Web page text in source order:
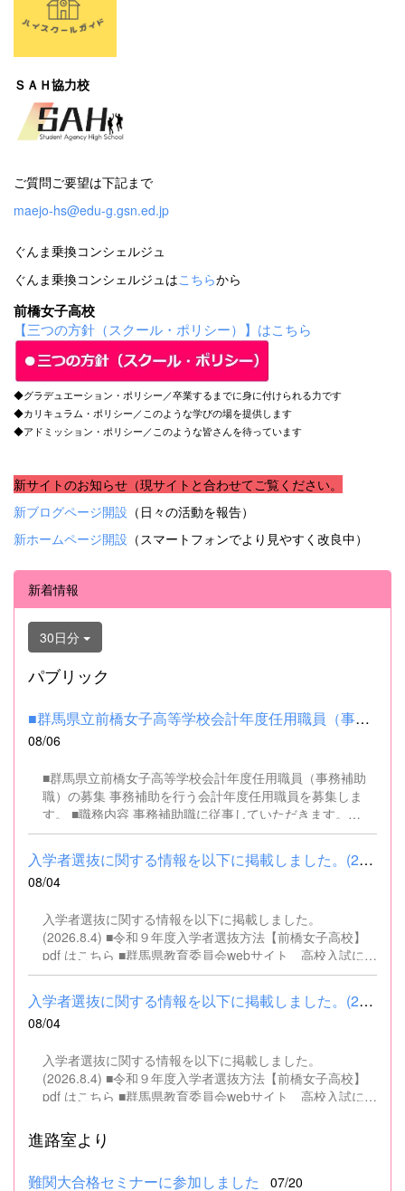
ＳＡＨ協力校
ご質問ご要望は下記まで
maejo-hs@edu-g.gsn.ed.jp
ぐんま乗換コンシェルジュ
ぐんま乗換コンシェルジュはこちらから
前橋女子高校
【三つの方針（スクール・ポリシー）】はこちら
◆グラデュエーション・ポリシー／卒業するまでに身に付けられる力です
◆カリキュラム・ポリシー／このような学びの場を提供します
◆アドミッション・ポリシー／このような皆さんを待っています
新サイトのお知らせ（現サイトと合わせてご覧ください。
新ブログページ開設 （日々の活動を報告）
新ホームページ開設 （スマートフォンでより見やすく改良中）
新着情報
30日分
パブリック
■群馬県立前橋女子高等学校会計年度任用職員（事務補助職）の募集...
08/06
■群馬県立前橋女子高等学校会計年度任用職員（事務補助
職）の募集 事務補助を行う会計年度任用職員を募集しま
す。 ■職務内容 事務補助職に従事していただきます。
SSH（スーパーサイエンスハイスクール）事業にかかるパ
ソコンでの文書・資料作成、データ入力・整理事務、電話
対応、書類の整理、その他事務補助業務全般 ■募集人数 １
名 ■募集対象 以下の条件を満たしている方 基本的なパソコ
する方は、応募できませんので御了承ください。 （1）地
方公務員法第16条に該当する者（以下のいずれかに該当す
る人） ・禁錮以上の刑に処せられ、その執行を終わるまで
又は執行を受けることがなくなるまでの者 ・群馬県職員と
して懲戒免職の処分を受け、当該処分の日から2年を経過
しない者 ・人事委員会又は公平委員会の委員の職にあっ
て、地方公務員法第60条から第63条までに規定する罪を犯
政府を暴力で破壊することを主張する政党その他の団体を
結成し、又はこれに加入した者 （2）平成11年改正前の民
法の規定による準禁治産の宣告を受けている者（心...
入学者選抜に関する情報を以下に掲載しました。(2026.8.4) ■令和...
08/04
入学者選抜に関する情報を以下に掲載しました。
(2026.8.4) ■令和９年度入学者選抜方法【前橋女子高校】
pdf はこちら ■群馬県教育委員会webサイト 高校入試に関
するページはこちら
入学者選抜に関する情報を以下に掲載しました。(2026.8.4) ■令和...
08/04
入学者選抜に関する情報を以下に掲載しました。
(2026.8.4) ■令和９年度入学者選抜方法【前橋女子高校】
pdf はこちら ■群馬県教育委員会webサイト 高校入試に関
進路室より
難関大合格セミナーに参加しました 07/20